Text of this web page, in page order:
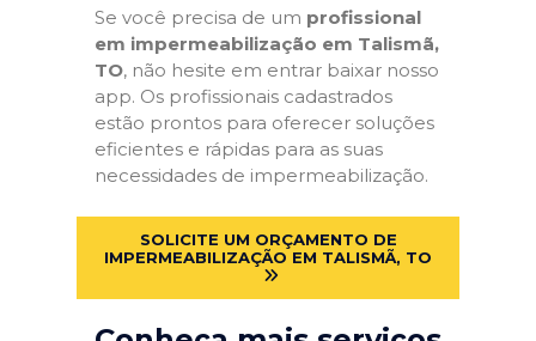
Se você precisa de um profissional
em impermeabilização em Talismã,
TO, não hesite em entrar baixar nosso
app. Os profissionais cadastrados
estão prontos para oferecer soluções
eficientes e rápidas para as suas
necessidades de impermeabilização.
SOLICITE UM ORÇAMENTO DE
IMPERMEABILIZAÇÃO EM TALISMÃ, TO